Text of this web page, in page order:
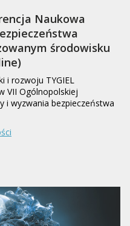
Naukowa
środowisku
i rozwoju TYGIEL
VII Ogólnopolskiej
i wyzwania bezpieczeństwa